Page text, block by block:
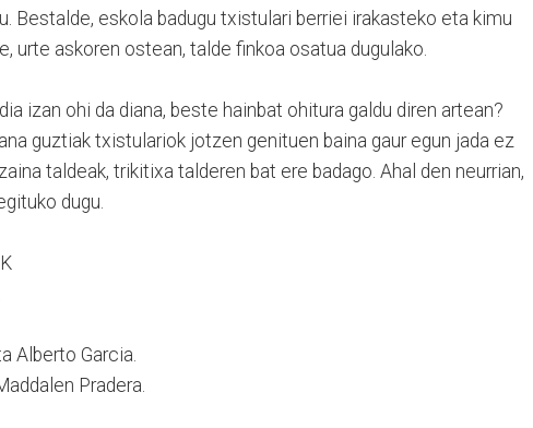
Bestalde, eskola badugu txistulari berriei irakasteko eta kimu
urte askoren ostean, talde finkoa osatua dugulako.
izan ohi da diana, beste hainbat ohitura galdu diren artean?
guztiak txistulariok jotzen genituen baina gaur egun jada ez
taldeak, trikitixa talderen bat ere badago. Ahal den neurrian,
dugu.
Alberto Garcia.
Pradera.